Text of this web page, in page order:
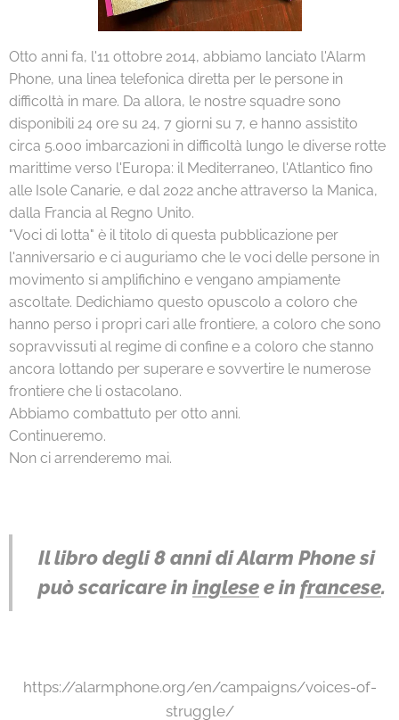
Otto anni fa, l'11 ottobre 2014, abbiamo lanciato l'Alarm
Phone, una linea telefonica diretta per le persone in
difficoltà in mare. Da allora, le nostre squadre sono
disponibili 24 ore su 24, 7 giorni su 7, e hanno assistito
circa 5.000 imbarcazioni in difficoltà lungo le diverse rotte
marittime verso l'Europa: il Mediterraneo, l'Atlantico fino
alle Isole Canarie, e dal 2022 anche attraverso la Manica,
dalla Francia al Regno Unito.
"Voci di lotta" è il titolo di questa pubblicazione per
l'anniversario e ci auguriamo che le voci delle persone in
movimento si amplifichino e vengano ampiamente
ascoltate. Dedichiamo questo opuscolo a coloro che
hanno perso i propri cari alle frontiere, a coloro che sono
sopravvissuti al regime di confine e a coloro che stanno
ancora lottando per superare e sovvertire le numerose
frontiere che li ostacolano.
Abbiamo combattuto per otto anni.
Continueremo.
Non ci arrenderemo mai.
Il libro degli 8 anni di Alarm Phone si
può scaricare ininglesee infrancese.
https://alarmphone.org/en/campaigns/voices-of-
struggle/